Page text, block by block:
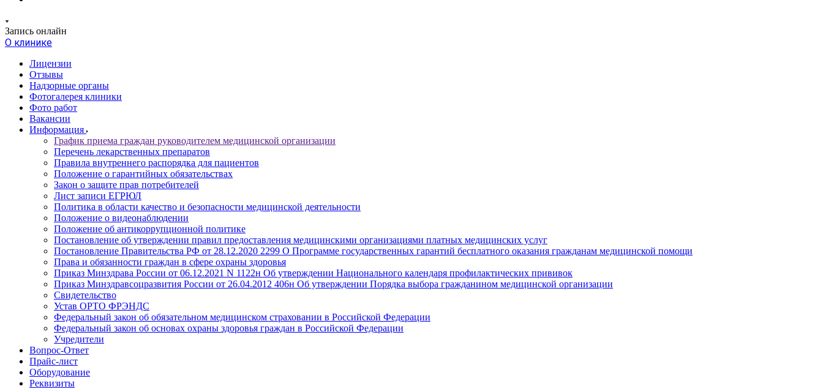
Запись онлайн
О клинике
Лицензии
Отзывы
Надзорные органы
Фотогалерея клиники
Фото работ
Вакансии
Информация
График приема граждан руководителем медицинской организации
Перечень лекарственных препаратов
Правила внутреннего распорядка для пациентов
Положение о гарантийных обязательствах
Закон о защите прав потребителей
Лист записи ЕГРЮЛ
Политика в области качество и безопасности медицинской деятельности
Положение о видеонаблюдении
Положение об антикоррупционной политике
Постановление об утверждении правил предоставления медицинскими организациями платных медицинских услуг
Постановление Правительства РФ от 28.12.2020 2299 О Программе государственных гарантий бесплатного оказания гражданам медицинской помощи
Права и обязанности граждан в сфере охраны здоровья
Приказ Минздрава России от 06.12.2021 N 1122н Об утверждении Национального календаря профилактических прививок
Приказ Минздравсоцразвития России от 26.04.2012 406н Об утверждении Порядка выбора гражданином медицинской организации
Свидетельство
Устав ОРТО ФРЭНДС
Федеральный закон об обязательном медицинском страховании в Российской Федерации
Федеральный закон об основах охраны здоровья граждан в Российской Федерации
Учредители
Вопрос-Ответ
Прайс-лист
Оборудование
Реквизиты